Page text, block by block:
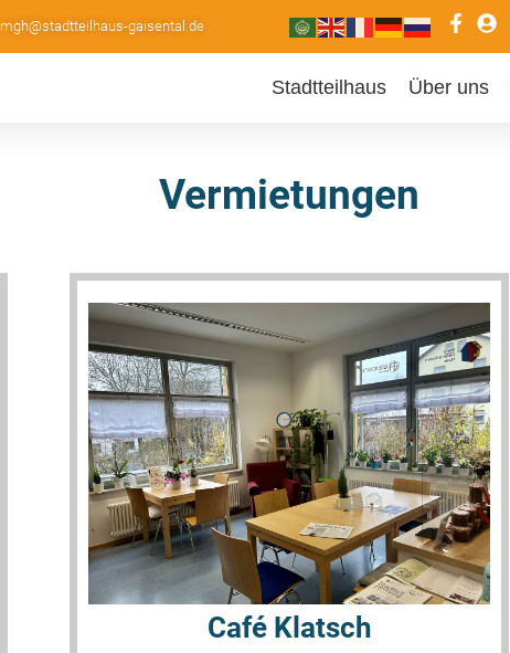
mgh@stadtteilhaus-gaisental.de
Stadtteilhaus Über uns
Vermietungen
Café Klatsch